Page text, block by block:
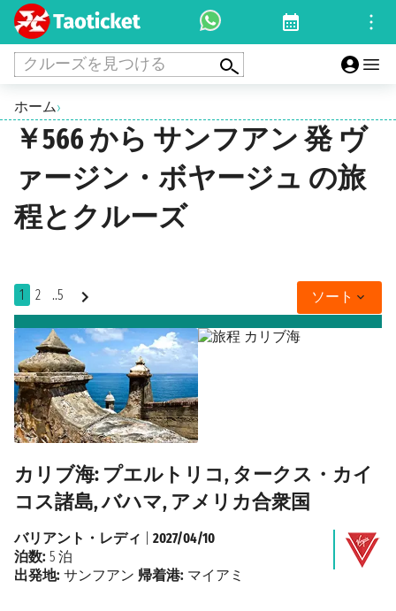
クルーズを見つける
ホーム›
￥566 から サンフアン 発 ヴ
ァージン・ボヤージュ の旅
程とクルーズ
1 2 ..5 ソート
カリブ海: プエルトリコ, タークス・カイ
コス諸島, バハマ, アメリカ合衆国
バリアント・レディ
2027/04/10
泊数: 5 泊
出発地: サンフアン 帰着港: マイアミ